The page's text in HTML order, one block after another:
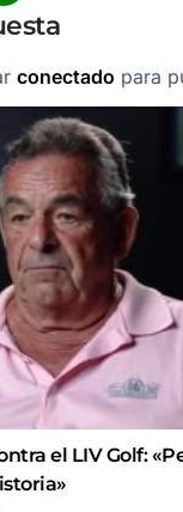
conectado para
el LIV Golf: